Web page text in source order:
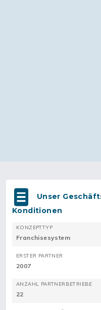
Unser
Konditionen
KONZEPTTYP
Franchisesystem
ERSTER PARTNER
2007
ANZAHL PARTNERBETRIEBE
22